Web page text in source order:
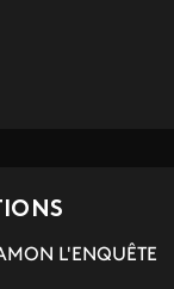
L'ENQUÊTE